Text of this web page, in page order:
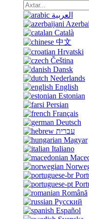
العربية
Català
中文
Hrvatski
Čeština
Dansk
Nederlands
English
Estonian
Persian
Français
Deutsch
עברית
Magyar
Italiano
Română
Русский
Español